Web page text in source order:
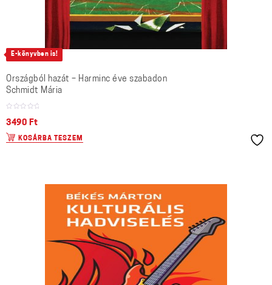
E-könyvben is!
Országból hazát – Harminc éve szabadon
Schmidt Mária
3490 Ft
KOSÁRBA TESZEM